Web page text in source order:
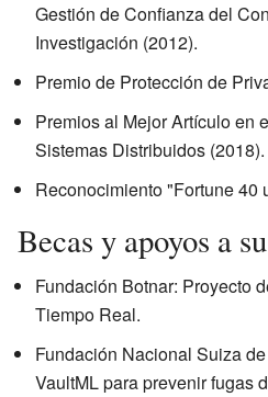
Gestión de Confianza del
Investigación (2012).
Premio de Protección de
Premios al Mejor Artículo en
Sistemas Distribuidos (2018).
Reconocimiento "Fortune 40
Becas y apoyos a
Fundación Botnar: Proyecto
Tiempo Real.
Fundación Nacional Suiza
VaultML para prevenir fugas